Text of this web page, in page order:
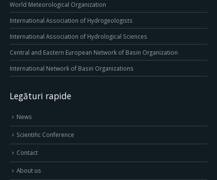
World Meteorological Organization
International Association of Hydrogeologists
International Association of Hydrological Sciences
Central and Eastern European Network of Basin Organization
International Network of Basin Organizations
Legături rapide
News
Scientific Conference
Contact
About us